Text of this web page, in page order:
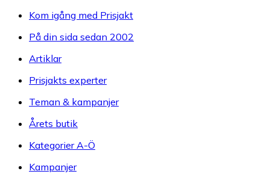
Kom igång med Prisjakt
På din sida sedan 2002
Artiklar
Prisjakts experter
Teman & kampanjer
Årets butik
Kategorier A-Ö
Kampanjer